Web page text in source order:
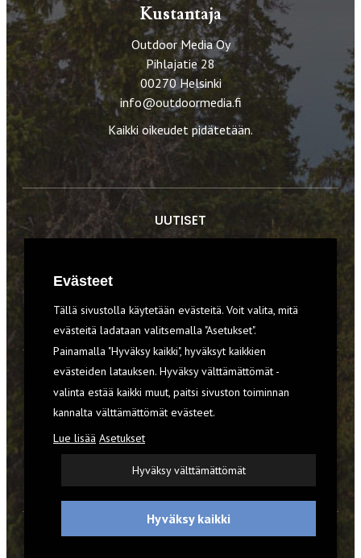
Kustantaja
Outdoor Media Oy
Pihlajatie 28
00270 Helsinki
info@outdoormedia.fi
Kaikki oikeudet pidätetään.
UUTISET
VARUSTEET
TILAA RETKI-LEHTI
YHTEYSTIEDOT
REKISTERISELOSTE
EVÄSTEET
Evästeet
Tällä sivustolla käytetään evästeitä. Voit valita, mitä
evästeitä ladataan valitsemalla "Asetukset".
Painamalla "Hyväksy kaikki", hyväksyt kaikkien
evästeiden latauksen. Hyväksy välttämättömät -
valinta estää kaikki muut, paitsi sivuston toiminnan
kannalta välttämättömät evästeet.
Lue lisää Asetukset
Hyväksy välttämättömät
Hyväksy kaikki